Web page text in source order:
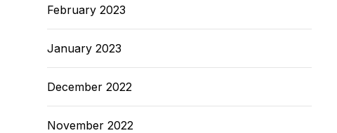
February 2023
January 2023
December 2022
November 2022